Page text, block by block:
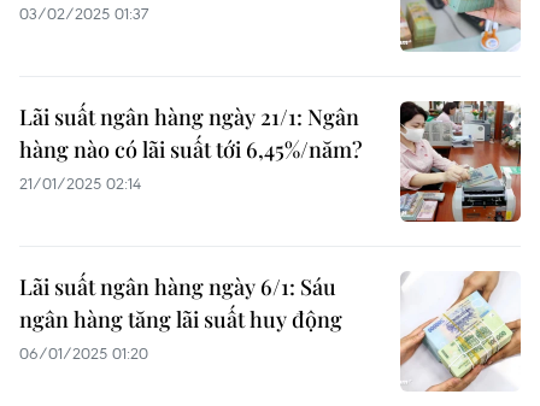
03/02/2025 01:37
Lãi suất ngân hàng ngày 21/1: Ngân
hàng nào có lãi suất tới 6,45%/năm?
21/01/2025 02:14
Lãi suất ngân hàng ngày 6/1: Sáu
ngân hàng tăng lãi suất huy động
06/01/2025 01:20